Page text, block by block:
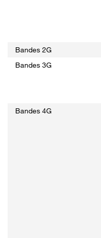
Bandes 2G
Bandes 3G
Bandes 4G